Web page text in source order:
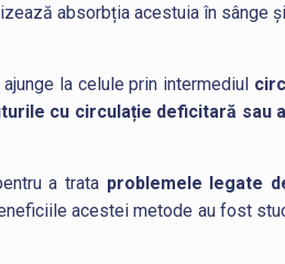
absorbția acestuia în sânge
la celule prin intermediul
cu circulație deficitară sau
a trata problemele legate
acestei metode au fost